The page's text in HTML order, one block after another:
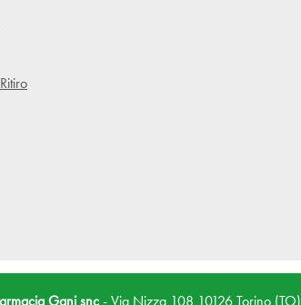
Gani snc- Via Nizza 108 10126 Torino (TO)